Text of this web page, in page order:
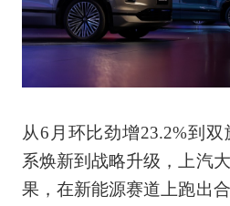
从6月环比劲增23.2%到
系焕新到战略升级，上汽
果，在新能源赛道上跑出